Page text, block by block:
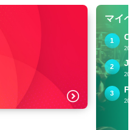
マイ
1
2
3